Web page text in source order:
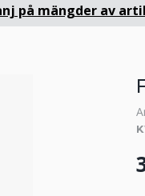
på mängder av